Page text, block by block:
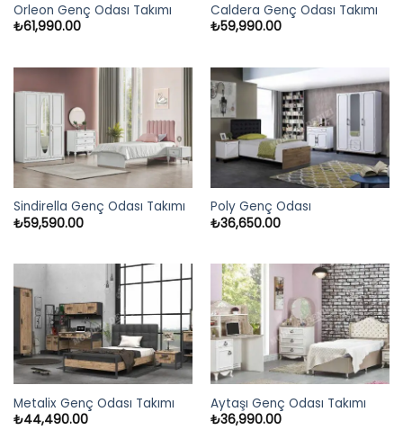
Orleon Genç Odası Takımı
₺61,990.00
Caldera Genç Odası Takımı
₺59,990.00
Sindirella Genç Odası Takımı
₺59,590.00
Poly Genç Odası
₺36,650.00
Metalix Genç Odası Takımı
₺44,490.00
Aytaşı Genç Odası Takımı
₺36,990.00